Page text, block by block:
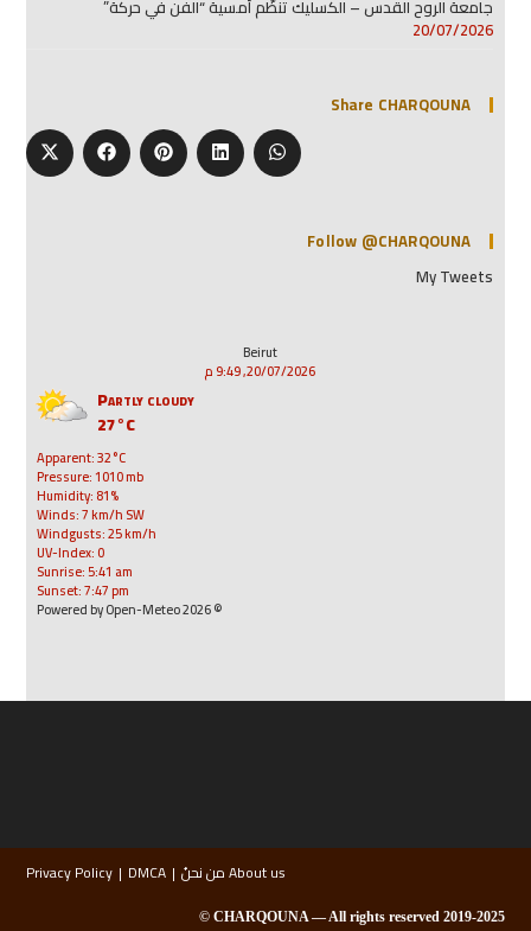
جامعة الروح القدس – الكسليك تنظّم أمسية “الفن في حركة”
20/07/2026
Share CHARQOUNA
Follow @CHARQOUNA
My Tweets
Beirut
20/07/2026, 9:49 م
Partly cloudy
27°C
Apparent: 32°C
Pressure: 1010 mb
Humidity: 81%
Winds: 7 km/h SW
Windgusts: 25 km/h
UV-Index: 0
Sunrise: 5:41 am
Sunset: 7:47 pm
© 2026 Powered by Open-Meteo
About us من نحنُ DMCA
Privacy Policy
2019-2025 CHARQOUNA — All rights reserved ©